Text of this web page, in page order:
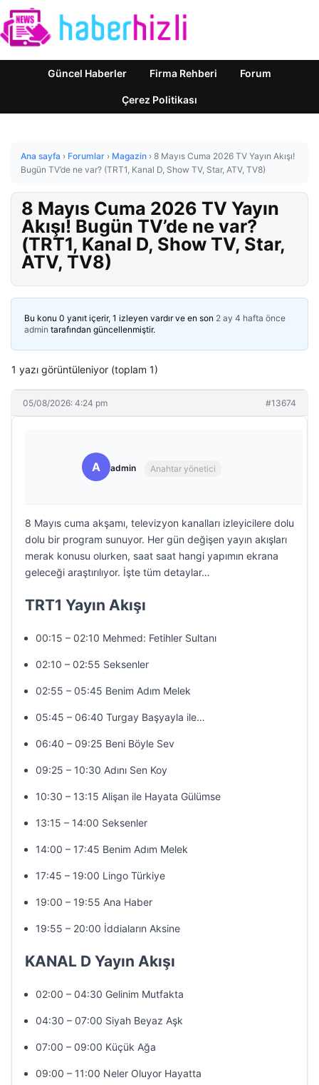
Güncel Haberler Firma Rehberi Forum
Çerez Politikası
Ana sayfa › Forumlar › Magazin › 8 Mayıs Cuma 2026 TV Yayın Akışı!
Bugün TV’de ne var? (TRT1, Kanal D, Show TV, Star, ATV, TV8)
8 Mayıs Cuma 2026 TV Yayın
Akışı! Bugün TV’de ne var?
(TRT1, Kanal D, Show TV, Star,
ATV, TV8)
Bu konu 0 yanıt içerir, 1 izleyen vardır ve en son 2 ay 4 hafta önce
admin tarafından güncellenmiştir.
1 yazı görüntüleniyor (toplam 1)
05/08/2026: 4:24 pm #13674
A admin Anahtar yönetici
8 Mayıs cuma akşamı, televizyon kanalları izleyicilere dolu
dolu bir program sunuyor. Her gün değişen yayın akışları
merak konusu olurken, saat saat hangi yapımın ekrana
geleceği araştırılıyor. İşte tüm detaylar…
TRT1 Yayın Akışı
00:15 – 02:10 Mehmed: Fetihler Sultanı
02:10 – 02:55 Seksenler
02:55 – 05:45 Benim Adım Melek
05:45 – 06:40 Turgay Başyayla ile…
06:40 – 09:25 Beni Böyle Sev
09:25 – 10:30 Adını Sen Koy
10:30 – 13:15 Alişan ile Hayata Gülümse
13:15 – 14:00 Seksenler
14:00 – 17:45 Benim Adım Melek
17:45 – 19:00 Lingo Türkiye
19:00 – 19:55 Ana Haber
19:55 – 20:00 İddiaların Aksine
KANAL D Yayın Akışı
02:00 – 04:30 Gelinim Mutfakta
04:30 – 07:00 Siyah Beyaz Aşk
07:00 – 09:00 Küçük Ağa
09:00 – 11:00 Neler Oluyor Hayatta